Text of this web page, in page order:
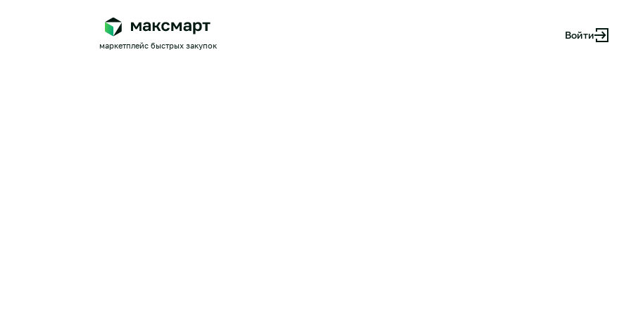
маркетплейс быстрых закупок
Войти